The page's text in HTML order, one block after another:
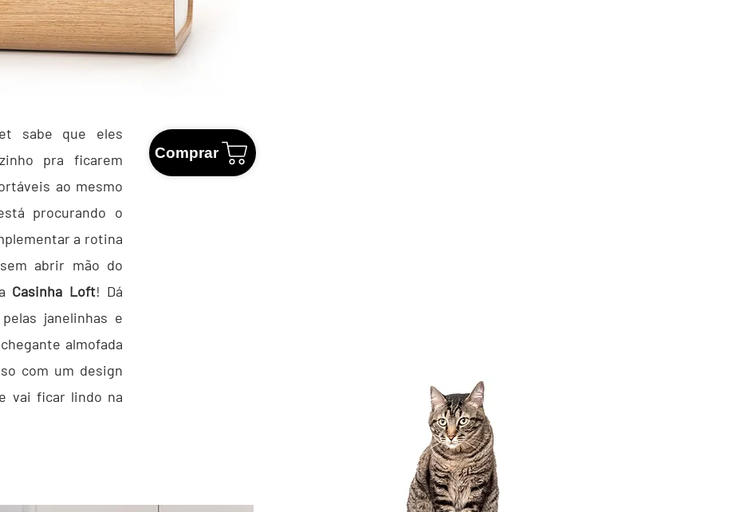
sabe que eles
pra ficarem
ao mesmo
procurando o
a rotina
abrir mão do
Casinha Loft! Dá
janelinhas e
almofada
com um design
vai ficar lindo na
Comprar